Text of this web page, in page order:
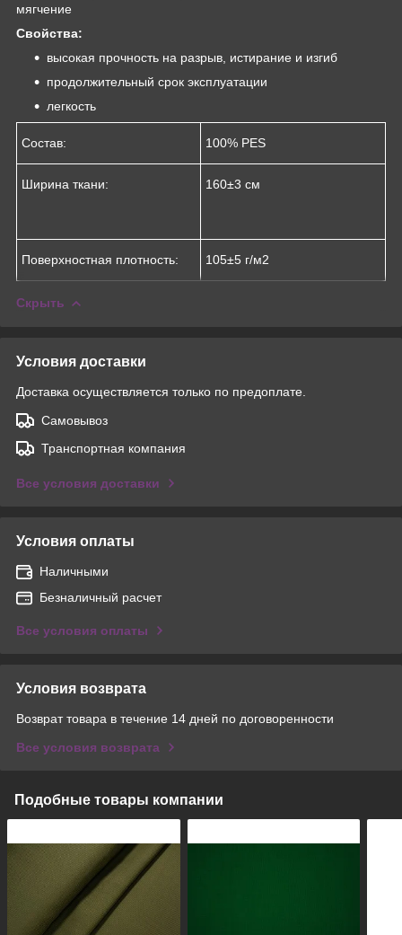
мягчение
Свойства:
высокая прочность на разрыв, истирание и изгиб
продолжительный срок эксплуатации
легкость
Состав: 100% PES
Ширина ткани: 160±3 см
Поверхностная плотность: 105±5 г/м2
Скрыть
Условия доставки
Доставка осуществляется только по предоплате.
Самовывоз
Транспортная компания
Все условия доставки
Условия оплаты
Наличными
Безналичный расчет
Все условия оплаты
Условия возврата
Возврат товара в течение 14 дней по договоренности
Все условия возврата
Подобные товары компании